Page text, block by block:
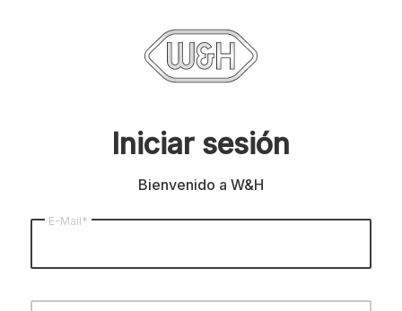
Iniciar sesión
Bienvenido a W&H
E-Mail*